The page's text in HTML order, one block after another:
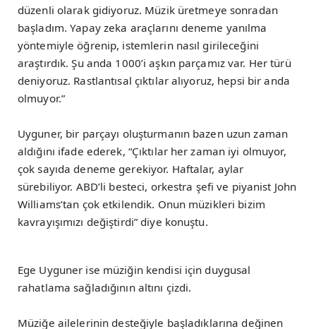
düzenli olarak gidiyoruz. Müzik üretmeye sonradan
başladım. Yapay zeka araçlarını deneme yanılma
yöntemiyle öğrenip, istemlerin nasıl girileceğini
araştırdık. Şu anda 1000’i aşkın parçamız var. Her türü
deniyoruz. Rastlantısal çıktılar alıyoruz, hepsi bir anda
olmuyor.”
Uyguner, bir parçayı oluşturmanın bazen uzun zaman
aldığını ifade ederek, “Çıktılar her zaman iyi olmuyor,
çok sayıda deneme gerekiyor. Haftalar, aylar
sürebiliyor. ABD’li besteci, orkestra şefi ve piyanist John
Williams’tan çok etkilendik. Onun müzikleri bizim
kavrayışımızı değiştirdi” diye konuştu.
Ege Uyguner ise müziğin kendisi için duygusal
rahatlama sağladığının altını çizdi.
Müziğe ailelerinin desteğiyle başladıklarına değinen